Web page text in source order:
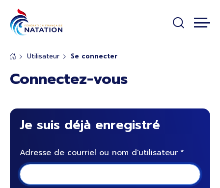
Utilisateur Se connecter
Connectez-vous
Je suis déjà enregistré
Adresse de courriel ou nom d'utilisateur
Panneau de gestion des cookies